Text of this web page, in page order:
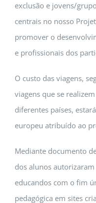
exclusão e jovens/
centrais no nosso
promover o
e profissionais dos
O custo das viagens,
viagens que se
diferentes países,
europeu atribuído ao
Mediante documento
dos alunos
educandos com o fim
pedagógica em sites